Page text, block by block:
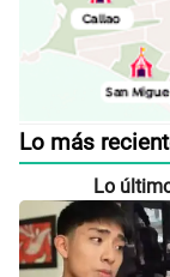
Lo más
Lo